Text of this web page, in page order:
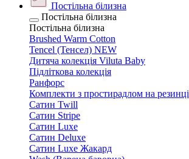
Постільна білизна
Постільна білизна
Постільна білизна
Brushed Warm Cotton
Tencel (Тенсел) NEW
Дитяча колекція Viluta Baby
Підліткова колекція
Ранфорс
Комплекти з простирадлом на резинці
Сатин Twill
Сатин Stripe
Сатин Luxe
Сатин Deluxe
Сатин Luxe Жакард